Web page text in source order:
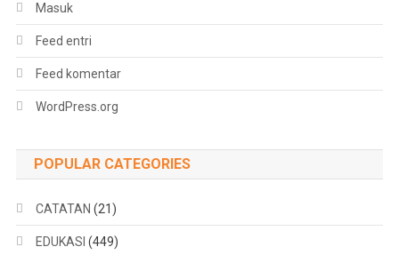
Masuk
Feed entri
Feed komentar
WordPress.org
POPULAR CATEGORIES
CATATAN (21)
EDUKASI (449)